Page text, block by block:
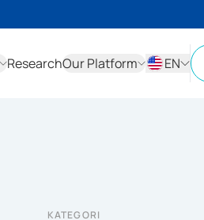
ResearchOur Platform
EN
KATEGORI